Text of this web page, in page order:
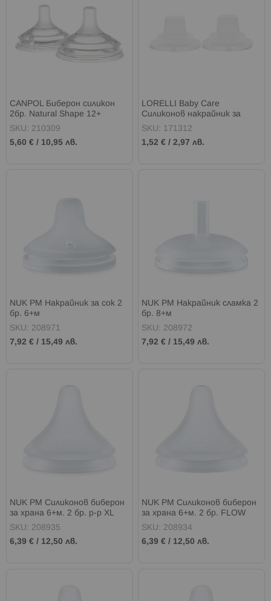
CANPOL Биберон силикон
2бр. Natural Shape 12+
SKU: 210309
5,60 € / 10,95 лв.
LORELLI Baby Care
Силиконов накрайник за
шише с широко гърло 2 бр.
SKU: 171312
1,52 € /2,97 лв.
NUK PM Накрайник за сок 2
бр. 6+м
SKU: 208971
7,92 € / 15,49 лв.
NUK PM Накрайник сламка 2
бр. 8+м
SKU: 208972
7,92 € / 15,49 лв.
NUK PM Силиконов биберон
за храна 6+м. 2 бр. р-р XL
SKU: 208935
6,39 € / 12,50 лв.
NUK PM Силиконов биберон
за храна 6+м. 2 бр. FLOW
CONTROL
SKU: 208934
6,39 € / 12,50 лв.